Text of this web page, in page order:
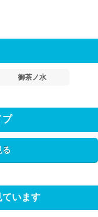
御茶ノ水
プ
る
ています